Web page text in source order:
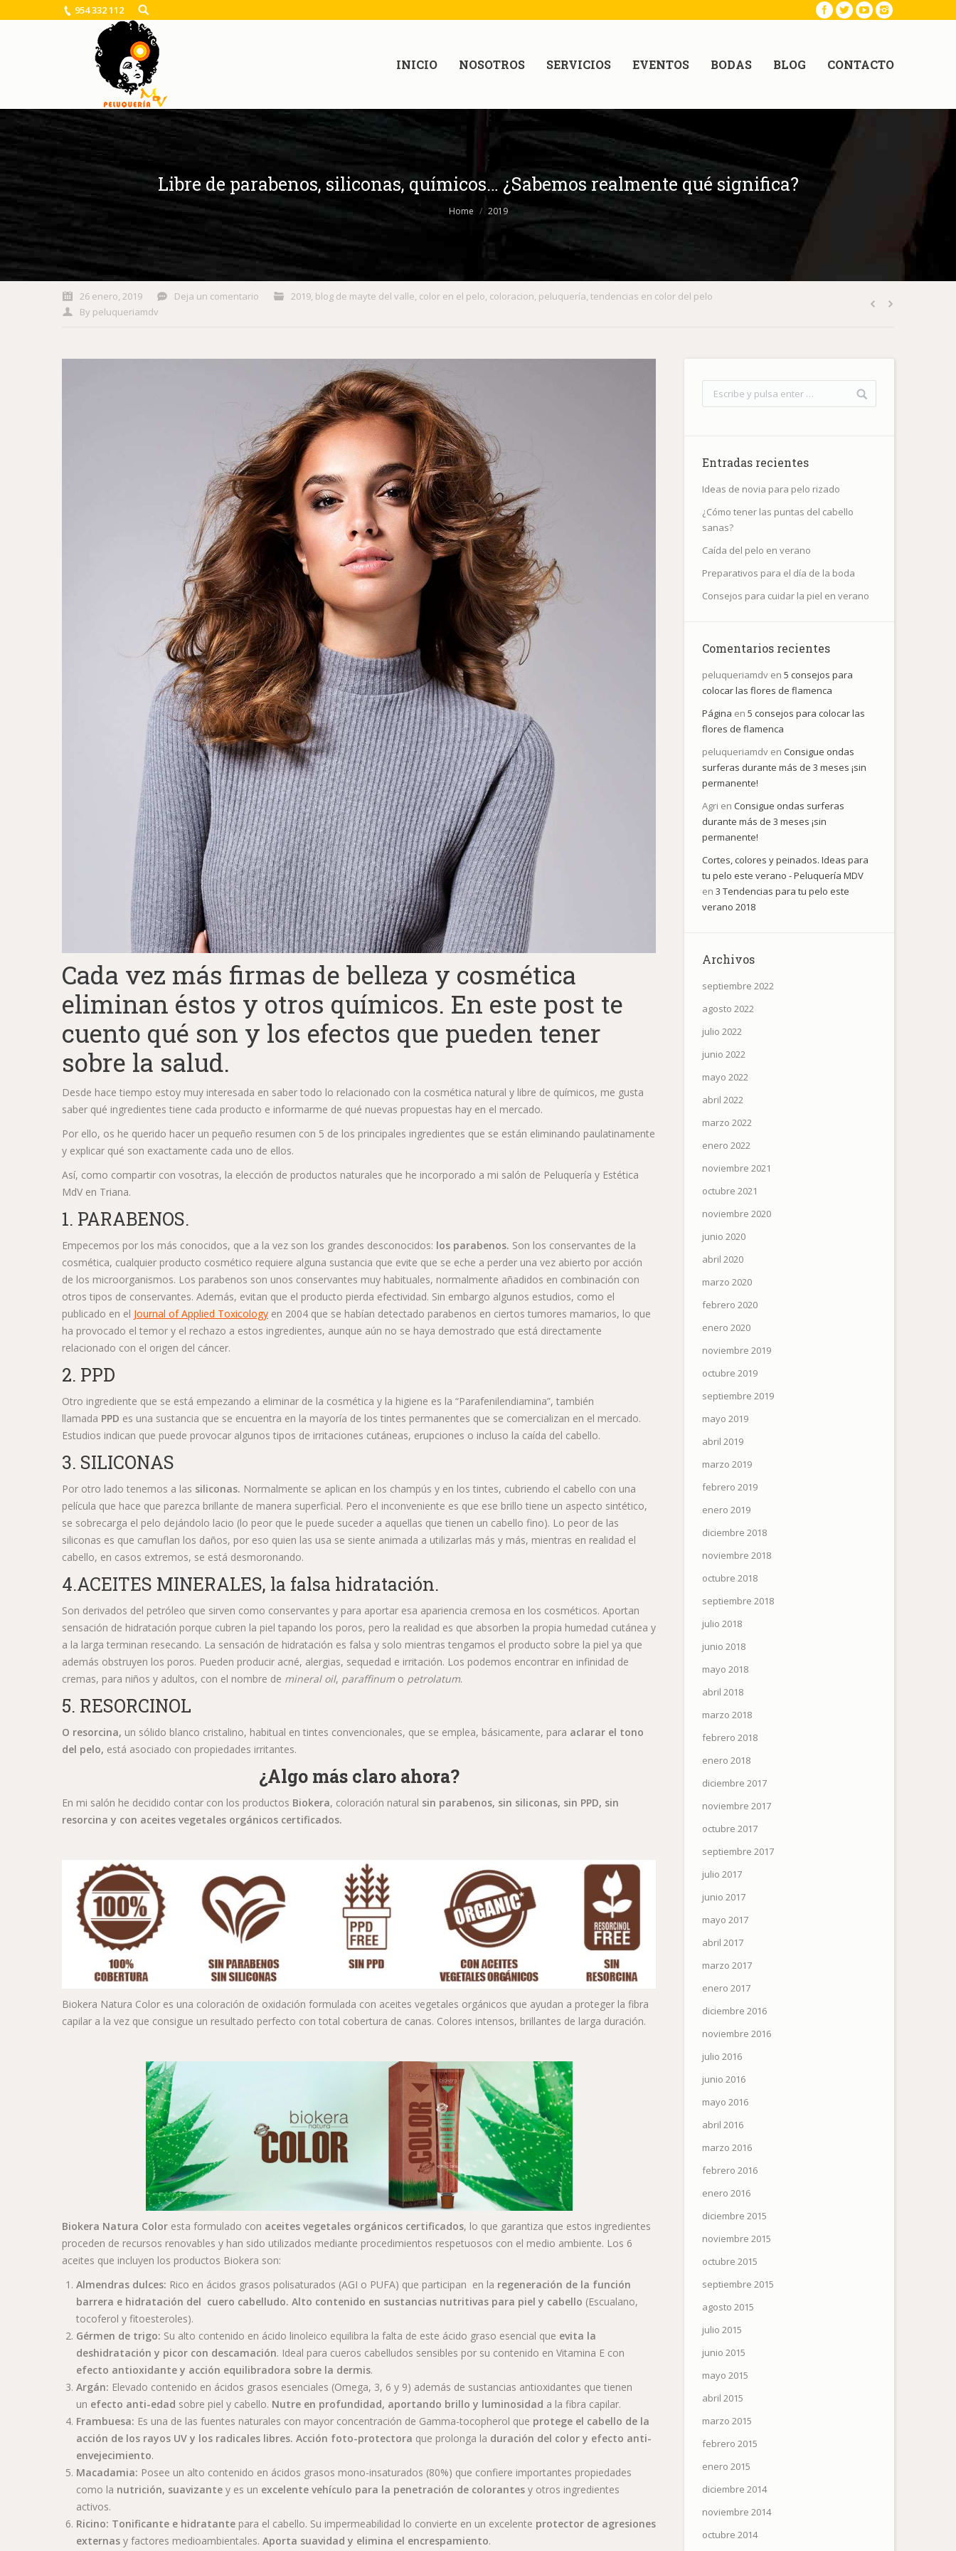
954 332 112
INICIO NOSOTROS SERVICIOS EVENTOS BODAS BLOG CONTACTO
Libre de parabenos, siliconas, químicos… ¿Sabemos realmente qué significa?
Home 2019
26 enero, 2019 Deja un comentario 2019, blog de mayte del valle, color en el pelo, coloracion, peluquería, tendencias en color del pelo
By peluqueriamdv
Cada vez más firmas de belleza y cosmética
eliminan éstos y otros químicos. En este post te
cuento qué son y los efectos que pueden tener
sobre la salud.
Desde hace tiempo estoy muy interesada en saber todo lo relacionado con la cosmética natural y libre de químicos, me gusta
saber qué ingredientes tiene cada producto e informarme de qué nuevas propuestas hay en el mercado.
Por ello, os he querido hacer un pequeño resumen con 5 de los principales ingredientes que se están eliminando paulatinamente
y explicar qué son exactamente cada uno de ellos.
Así, como compartir con vosotras, la elección de productos naturales que he incorporado a mi salón de Peluquería y Estética
MdV en Triana.
1. PARABENOS.
Empecemos por los más conocidos, que a la vez son los grandes desconocidos: los parabenos. Son los conservantes de la
cosmética, cualquier producto cosmético requiere alguna sustancia que evite que se eche a perder una vez abierto por acción
de los microorganismos. Los parabenos son unos conservantes muy habituales, normalmente añadidos en combinación con
otros tipos de conservantes. Además, evitan que el producto pierda efectividad. Sin embargo algunos estudios, como el
publicado en el Journal of Applied Toxicology en 2004 que se habían detectado parabenos en ciertos tumores mamarios, lo que
ha provocado el temor y el rechazo a estos ingredientes, aunque aún no se haya demostrado que está directamente
relacionado con el origen del cáncer.
2. PPD
Otro ingrediente que se está empezando a eliminar de la cosmética y la higiene es la “Parafenilendiamina”, también
llamada PPD es una sustancia que se encuentra en la mayoría de los tintes permanentes que se comercializan en el mercado.
Estudios indican que puede provocar algunos tipos de irritaciones cutáneas, erupciones o incluso la caída del cabello.
3. SILICONAS
Por otro lado tenemos a las siliconas. Normalmente se aplican en los champús y en los tintes, cubriendo el cabello con una
película que hace que parezca brillante de manera superficial. Pero el inconveniente es que ese brillo tiene un aspecto sintético,
se sobrecarga el pelo dejándolo lacio (lo peor que le puede suceder a aquellas que tienen un cabello fino). Lo peor de las
siliconas es que camuflan los daños, por eso quien las usa se siente animada a utilizarlas más y más, mientras en realidad el
cabello, en casos extremos, se está desmoronando.
4.ACEITES MINERALES, la falsa hidratación.
Son derivados del petróleo que sirven como conservantes y para aportar esa apariencia cremosa en los cosméticos. Aportan
sensación de hidratación porque cubren la piel tapando los poros, pero la realidad es que absorben la propia humedad cutánea y
a la larga terminan resecando. La sensación de hidratación es falsa y solo mientras tengamos el producto sobre la piel ya que
además obstruyen los poros. Pueden producir acné, alergias, sequedad e irritación. Los podemos encontrar en infinidad de
cremas, para niños y adultos, con el nombre de mineral oil, paraffinum o petrolatum.
5. RESORCINOL
O resorcina, un sólido blanco cristalino, habitual en tintes convencionales, que se emplea, básicamente, para aclarar el tono
del pelo, está asociado con propiedades irritantes.
¿Algo más claro ahora?
En mi salón he decidido contar con los productos Biokera, coloración natural sin parabenos, sin siliconas, sin PPD, sin
resorcina y con aceites vegetales orgánicos certificados.
Biokera Natura Color es una coloración de oxidación formulada con aceites vegetales orgánicos que ayudan a proteger la fibra
capilar a la vez que consigue un resultado perfecto con total cobertura de canas. Colores intensos, brillantes de larga duración.
Biokera Natura Color esta formulado con aceites vegetales orgánicos certificados, lo que garantiza que estos ingredientes
proceden de recursos renovables y han sido utilizados mediante procedimientos respetuosos con el medio ambiente. Los 6
aceites que incluyen los productos Biokera son:
Almendras dulces: Rico en ácidos grasos polisaturados (AGI o PUFA) que participan en la regeneración de la función
barrera e hidratación del cuero cabelludo. Alto contenido en sustancias nutritivas para piel y cabello (Escualano,
tocoferol y fitoesteroles).
Gérmen de trigo: Su alto contenido en ácido linoleico equilibra la falta de este ácido graso esencial que evita la
deshidratación y picor con descamación. Ideal para cueros cabelludos sensibles por su contenido en Vitamina E con
efecto antioxidante y acción equilibradora sobre la dermis.
Argán: Elevado contenido en ácidos grasos esenciales (Omega, 3, 6 y 9) además de sustancias antioxidantes que tienen
un efecto anti-edad sobre piel y cabello. Nutre en profundidad, aportando brillo y luminosidad a la fibra capilar.
Frambuesa: Es una de las fuentes naturales con mayor concentración de Gamma-tocopherol que protege el cabello de la
acción de los rayos UV y los radicales libres. Acción foto-protectora que prolonga la duración del color y efecto anti-
envejecimiento.
Macadamia: Posee un alto contenido en ácidos grasos mono-insaturados (80%) que confiere importantes propiedades
como la nutrición, suavizante y es un excelente vehículo para la penetración de colorantes y otros ingredientes
activos.
Ricino: Tonificante e hidratante para el cabello. Su impermeabilidad lo convierte en un excelente protector de agresiones
externas y factores medioambientales. Aporta suavidad y elimina el encrespamiento.
Entradas recientes
Ideas de novia para pelo rizado
¿Cómo tener las puntas del cabello
sanas?
Caída del pelo en verano
Preparativos para el día de la boda
Consejos para cuidar la piel en verano
Comentarios recientes
peluqueriamdv en5 consejos para
colocar las flores de flamenca
Página en5 consejos para colocar las
flores de flamenca
peluqueriamdv enConsigue ondas
surferas durante más de 3 meses ¡sin
permanente!
Agri enConsigue ondas surferas
durante más de 3 meses ¡sin
permanente!
Cortes, colores y peinados. Ideas para
tu pelo este verano - Peluquería MDV
en3 Tendencias para tu pelo este
verano 2018
Archivos
septiembre 2022
agosto 2022
julio 2022
junio 2022
mayo 2022
abril 2022
marzo 2022
enero 2022
noviembre 2021
octubre 2021
noviembre 2020
junio 2020
abril 2020
marzo 2020
febrero 2020
enero 2020
noviembre 2019
octubre 2019
septiembre 2019
mayo 2019
abril 2019
marzo 2019
febrero 2019
enero 2019
diciembre 2018
noviembre 2018
octubre 2018
septiembre 2018
julio 2018
junio 2018
mayo 2018
abril 2018
marzo 2018
febrero 2018
enero 2018
diciembre 2017
noviembre 2017
octubre 2017
septiembre 2017
julio 2017
junio 2017
mayo 2017
abril 2017
marzo 2017
enero 2017
diciembre 2016
noviembre 2016
julio 2016
junio 2016
mayo 2016
abril 2016
marzo 2016
febrero 2016
enero 2016
diciembre 2015
noviembre 2015
octubre 2015
septiembre 2015
agosto 2015
julio 2015
junio 2015
mayo 2015
abril 2015
marzo 2015
febrero 2015
enero 2015
diciembre 2014
noviembre 2014
octubre 2014